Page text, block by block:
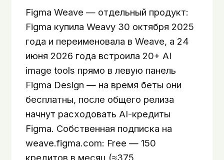
Figma Weave — отдельный продукт:
Figma купила Weavy 30 октября 2025
года и переименовала в Weave, а 24
июня 2026 года встроила 20+ AI
image tools прямо в левую панель
Figma Design — на время беты они
бесплатны, после общего релиза
начнут расходовать AI-кредиты
Figma. Собственная подписка на
weave.figma.com: Free — 150
кредитов в месяц (≈375